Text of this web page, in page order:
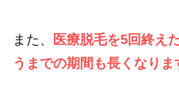
また、
医療脱毛を5回終え
うまでの期間も長くなりま